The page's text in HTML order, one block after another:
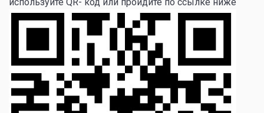
используйте QR- код или пройдите по ссылке ниже